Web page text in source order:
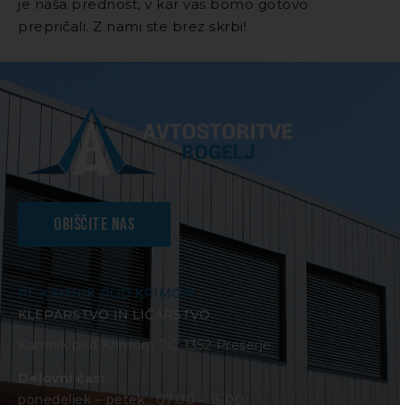
je naša prednost, v kar vas bomo gotovo
prepričali. Z nami ste brez skrbi!
Obiščite nas
PE KAMNIK POD KRIMOM
KLEPARSTVO IN LIČARSTVO
Kamnik pod Krimom 7C, 1352 Preserje
Delovni čas:
ponedeljek – petek : 07.00 – 15.00